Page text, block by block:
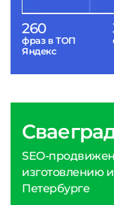
260
фраз в ТОП
Яндекс
SEO-
изготовлению
Петербурге